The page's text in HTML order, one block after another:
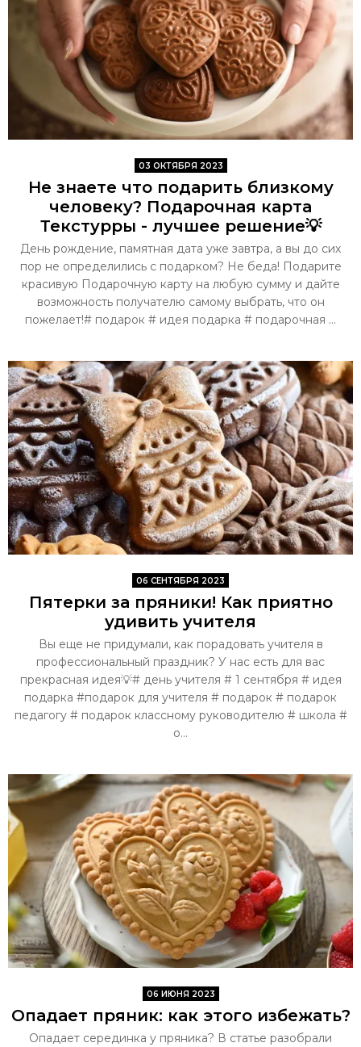
03 ОКТЯБРЯ 2023
Не знаете что подарить близкому
человеку? Подарочная карта
Текстурры - лучшее решение💡
День рождение, памятная дата уже завтра, а вы до сих
пор не определились с подарком? Не беда! Подарите
красивую Подарочную карту на любую сумму и дайте
возможность получателю самому выбрать, что он
пожелает!# подарок # идея подарка # подарочная ...
06 СЕНТЯБРЯ 2023
Пятерки за пряники! Как приятно
удивить учителя
Вы еще не придумали, как порадовать учителя в
профессиональный праздник? У нас есть для вас
прекрасная идея💡# день учителя # 1 сентября # идея
подарка #подарок для учителя # подарок # подарок
педагогу # подарок классному руководителю # школа #
о...
06 ИЮНЯ 2023
Опадает пряник: как этого избежать?
Опадает серединка у пряника? В статье разобрали